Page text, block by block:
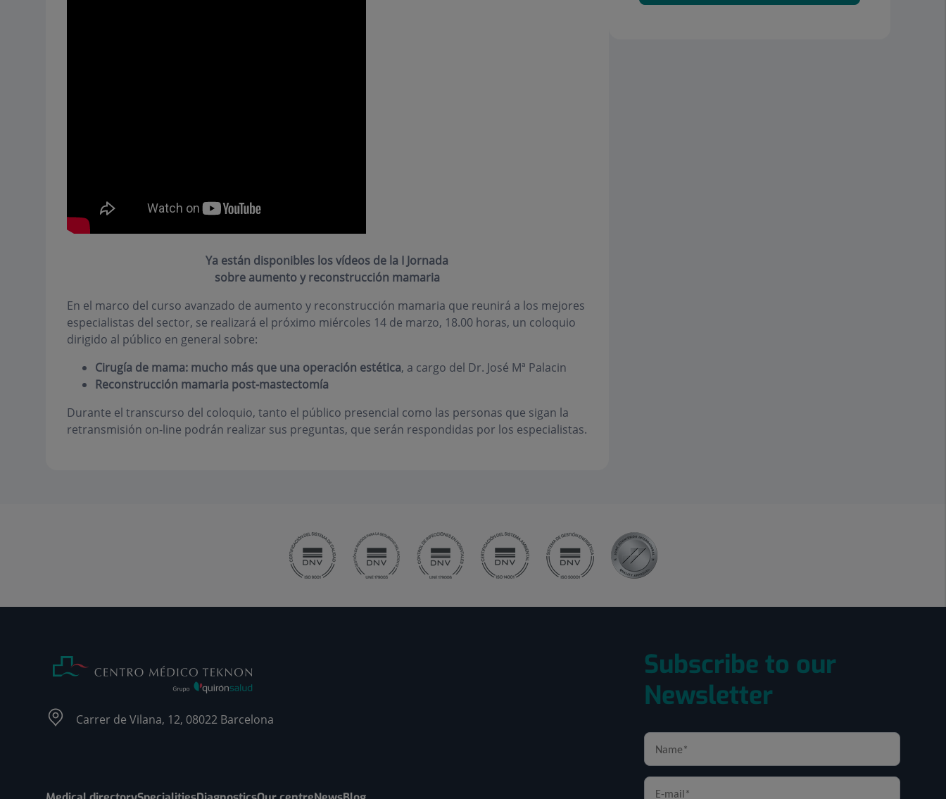
Ya están disponibles los vídeos de la I Jornada
sobre aumento y reconstrucción mamaria
En el marco del curso avanzado de aumento y reconstrucción mamaria que reunirá a los mejores
especialistas del sector, se realizará el próximo miércoles 14 de marzo, 18.00 horas, un coloquio
dirigido al público en general sobre:
Cirugía de mama: mucho más que una operación estética, a cargo del Dr. José Mª Palacin
Reconstrucción mamaria post-mastectomía
Durante el transcurso del coloquio, tanto el público presencial como las personas que sigan la
retransmisión on-line podrán realizar sus preguntas, que serán respondidas por los especialistas.
Carrer de Vilana, 12, 08022 Barcelona
Subscribe to our
Newsletter